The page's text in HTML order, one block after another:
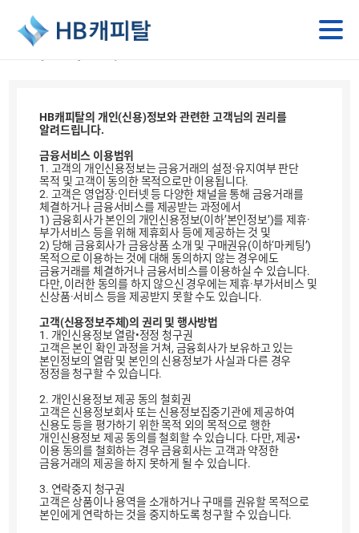
고객권리안내문
HB캐피탈의 개인(신용)정보와 관련한 고객님의 권리를
알려드립니다.
금융서비스 이용범위
1. 고객의 개인신용정보는 금융거래의 설정·유지여부 판단
목적 및 고객이 동의한 목적으로만 이용됩니다.
2. 고객은 영업장·인터넷 등 다양한 채널을 통해 금융거래를
체결하거나 금융서비스를 제공받는 과정에서
1) 금융회사가 본인의 개인신용정보(이하’본인정보’)를 제휴·
부가서비스 등을 위해 제휴회사 등에 제공하는 것 및
2) 당해 금융회사가 금융상품 소개 및 구매권유(이하‘마케팅’)
목적으로 이용하는 것에 대해 동의하지 않는 경우에도
금융거래를 체결하거나 금융서비스를 이용하실 수 있습니다.
다만, 이러한 동의를 하지 않으신 경우에는 제휴·부가서비스 및
신상품·서비스 등을 제공받지 못할 수도 있습니다.
고객(신용정보주체)의 권리 및 행사방법
1. 개인신용정보 열람•정정 청구권
고객은 본인 확인 과정을 거쳐, 금융회사가 보유하고 있는
본인정보의 열람 및 본인의 신용정보가 사실과 다른 경우
정정을 청구할 수 있습니다.
2. 개인신용정보 제공 동의 철회권
고객은 신용정보회사 또는 신용정보집중기관에 제공하여
신용도 등을 평가하기 위한 목적 외의 목적으로 행한
개인신용정보 제공 동의를 철회할 수 있습니다. 다만, 제공•
이용 동의를 철회하는 경우 금융회사는 고객과 약정한
금융거래의 제공을 하지 못하게 될 수 있습니다.
3. 연락중지 청구권
고객은 상품이나 용역을 소개하거나 구매를 권유할 목적으로
본인에게 연락하는 것을 중지하도록 청구할 수 있습니다.